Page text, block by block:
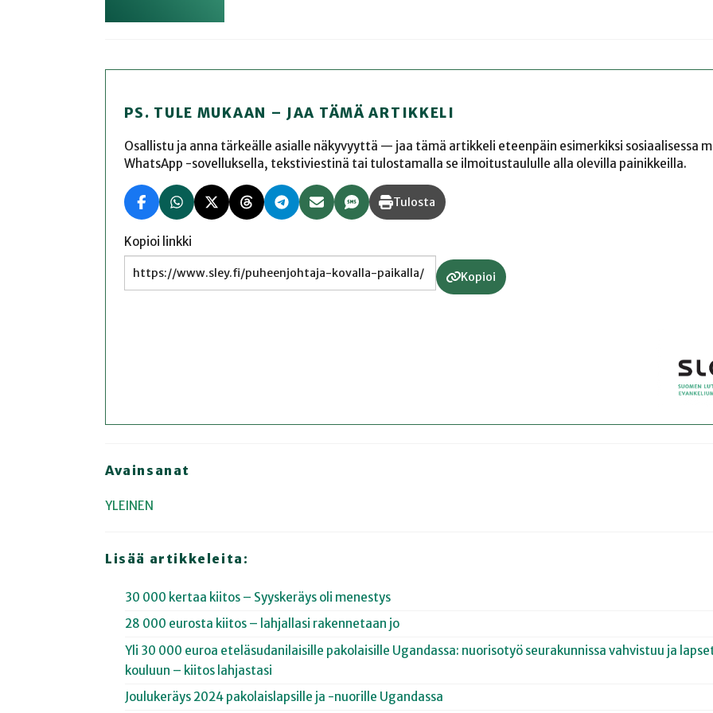
PS. TULE MUKAAN – JAA TÄMÄ ARTIKKELI
Osallistu ja anna tärkeälle asialle näkyvyyttä — jaa tämä artikkeli eteenpäin esimerkiksi sosiaalisessa
WhatsApp -sovelluksella, tekstiviestinä tai tulostamalla se ilmoitustaululle alla olevilla painikkeilla.
Tulosta
Kopioi linkki
Kopioi
Avainsanat
YLEINEN
Lisää artikkeleita:
30 000 kertaa kiitos – Syyskeräys oli menestys
28 000 eurosta kiitos – lahjallasi rakennetaan jo
Yli 30 000 euroa eteläsudanilaisille pakolaisille Ugandassa: nuorisotyö seurakunnissa vahvistuu ja
kouluun – kiitos lahjastasi
Joulukeräys 2024 pakolaislapsille ja -nuorille Ugandassa